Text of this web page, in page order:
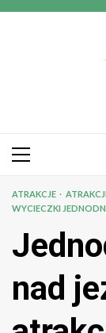
Przejdź
Menu
ATRAKCJE
WYCIECZKI
nad